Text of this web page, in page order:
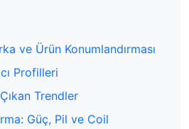
ve Ürün Konumlandırması
Profilleri
Trendler
Güç, Pil ve Coil